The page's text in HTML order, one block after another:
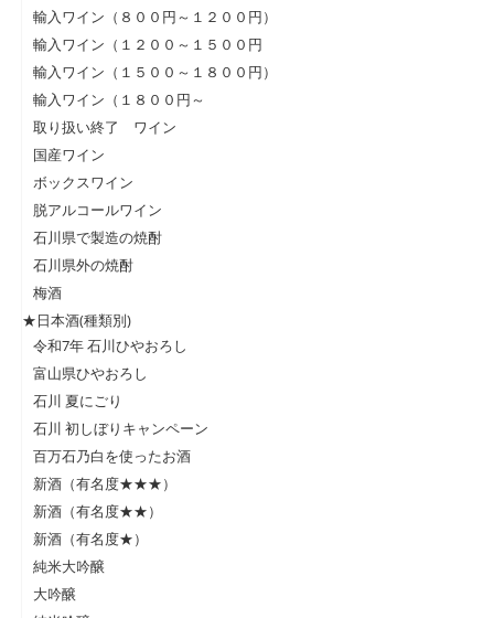
輸入ワイン（８００円～１２００円）
輸入ワイン（１２００～１５００円
輸入ワイン（１５００～１８００円）
輸入ワイン（１８００円～
取り扱い終了 ワイン
国産ワイン
ボックスワイン
脱アルコールワイン
石川県で製造の焼酎
石川県外の焼酎
梅酒
★日本酒(種類別)
令和7年 石川ひやおろし
富山県ひやおろし
石川 夏にごり
石川 初しぼりキャンペーン
百万石乃白を使ったお酒
新酒（有名度★★★）
新酒（有名度★★）
新酒（有名度★）
純米大吟醸
大吟醸